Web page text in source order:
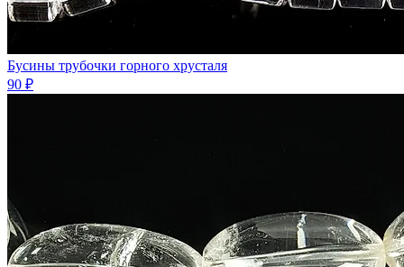
Бусины трубочки горного хрусталя
90 ₽